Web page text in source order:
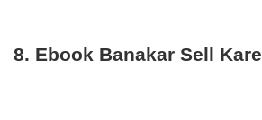
8. Ebook Banakar Sell Kare